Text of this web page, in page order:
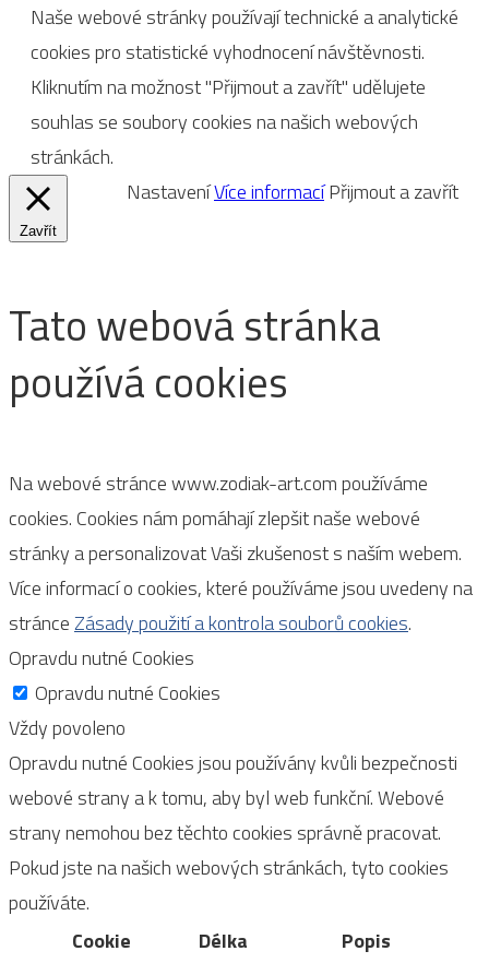
Naše webové stránky používají technické a analytické
cookies pro statistické vyhodnocení návštěvnosti.
Kliknutím na možnost "Přijmout a zavřít" udělujete
souhlas se soubory cookies na našich webových
stránkách.
NastaveníVíce informacíPřijmout a zavřít
Zavřít
Tato webová stránka
používá cookies
Na webové stránce www.zodiak-art.com používáme
cookies. Cookies nám pomáhají zlepšit naše webové
stránky a personalizovat Vaši zkušenost s naším webem.
Více informací o cookies, které používáme jsou uvedeny na
stránceZásady použití a kontrola souborů cookies.
Opravdu nutné Cookies
Opravdu nutné Cookies
Vždy povoleno
Opravdu nutné Cookies jsou používány kvůli bezpečnosti
webové strany a k tomu, aby byl web funkční. Webové
strany nemohou bez těchto cookies správně pracovat.
Pokud jste na našich webových stránkách, tyto cookies
používáte.
Cookie
Délka
Popis